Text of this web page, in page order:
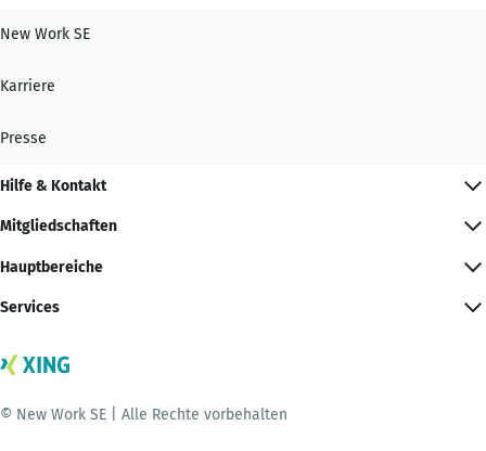
New Work SE
Karriere
Presse
Hilfe & Kontakt
Mitgliedschaften
Hauptbereiche
Services
© New Work SE | Alle Rechte vorbehalten